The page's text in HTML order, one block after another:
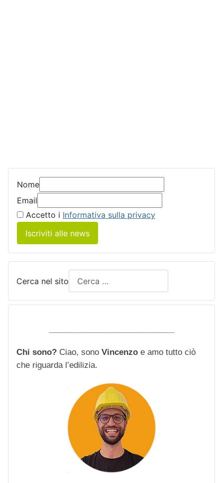
Nome
Email
Accetto i Informativa sulla privacy
Iscriviti alle news
Cerca nel sito
Chi sono? Ciao, sono Vincenzo e amo tutto ciò
che riguarda l’edilizia.